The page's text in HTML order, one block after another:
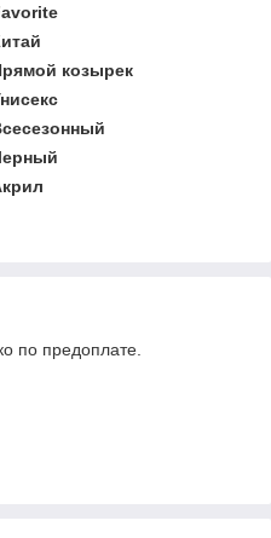
козырек
по предоплате.